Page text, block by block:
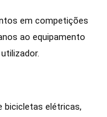
em competições
ao equipamento
bicicletas elétricas,